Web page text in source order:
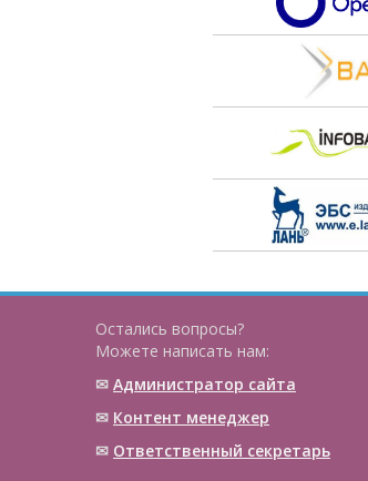
Остались вопросы?
Можете написать нам:
✉ Администратор сайта
✉ Контент менеджер
✉ Ответственный cекретарь